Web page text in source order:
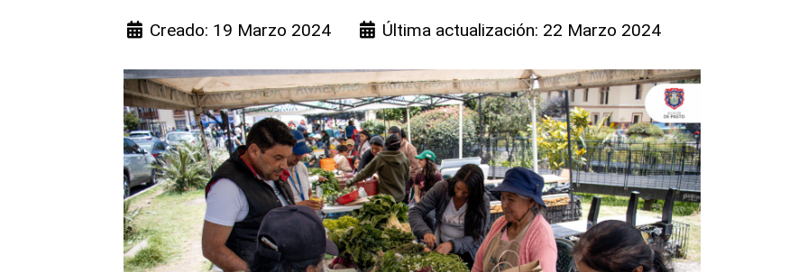
Creado: 19 Marzo 2024 Última actualización: 22 Marzo 2024